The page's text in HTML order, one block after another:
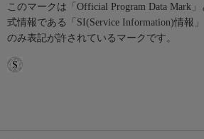
このマークは「Official Program Data Mark
式情報である「SI(Service Information)情報
のみ表記が許されているマークです。